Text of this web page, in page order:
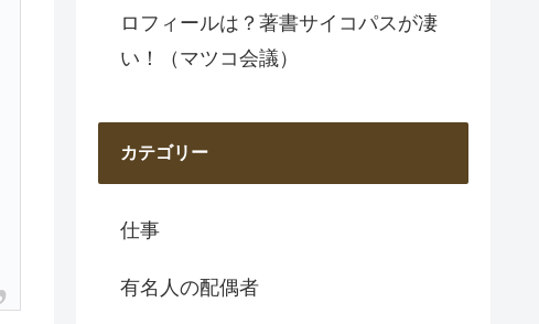
ロフィールは？著書サイコパスが凄
い！（マツコ会議）
カテゴリー
仕事
有名人の配偶者